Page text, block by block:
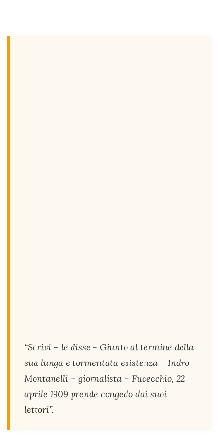
“Scrivi – le disse - Giunto al termine della
sua lunga e tormentata esistenza – Indro
Montanelli – giornalista – Fucecchio, 22
aprile 1909 prende congedo dai suoi
lettori”.